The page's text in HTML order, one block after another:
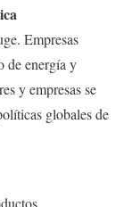
Empresas
de energía y
y empresas se
globales de